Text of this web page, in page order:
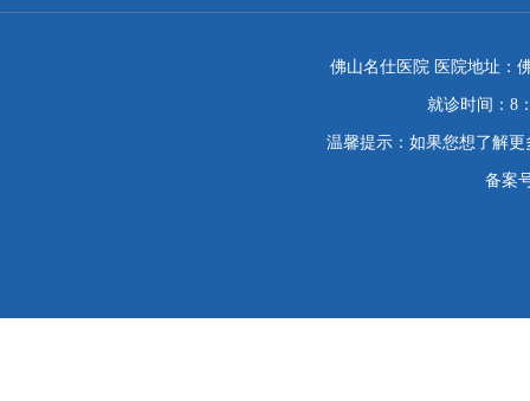
佛山名仕医院 医院地址：
就诊时间：8
温馨提示：如果您想了解
备案